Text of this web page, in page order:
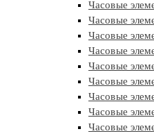
Часовые
Часовые
Часовые
Часовые
Часовые
Часовые
Часовые
Часовые
Часовые